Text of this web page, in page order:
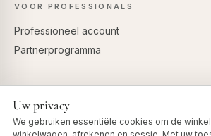
VOOR PROFESSIONALS
Professioneel account
Partnerprogramma
Uw privacy
We gebruiken essentiële cookies om de